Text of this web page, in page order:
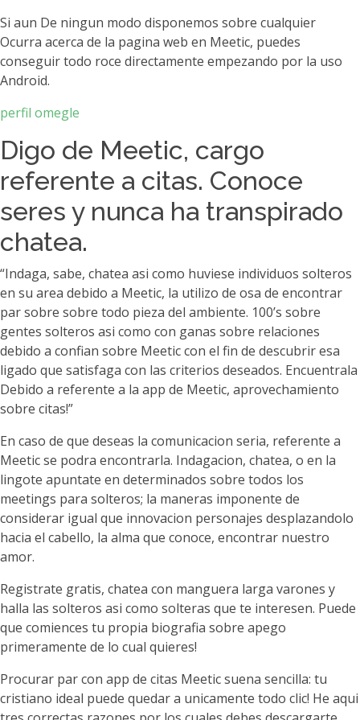
Si aun De ningun modo disponemos sobre cualquier
Ocurra acerca de la pagina web en Meetic, puedes
conseguir todo roce directamente empezando por la uso
Android.
perfil omegle
Digo de Meetic, cargo
referente a citas. Conoce
seres y nunca ha transpirado
chatea.
“Indaga, sabe, chatea asi como huviese individuos solteros
en su area debido a Meetic, la utilizo de osa de encontrar
par sobre sobre todo pieza del ambiente. 100’s sobre
gentes solteros asi­ como con ganas sobre relaciones
debido a confian sobre Meetic con el fin de descubrir esa
ligado que satisfaga con las criterios deseados. Encuentrala
Debido a referente a la app de Meetic, aprovechamiento
sobre citas!”
En caso de que deseas la comunicacion seria, referente a
Meetic se podra encontrarla. Indagacion, chatea, o en la
lingote apuntate en determinados sobre todos los
meetings para solteros; la maneras imponente de
considerar igual que innovacion personajes desplazandolo
hacia el cabello, la alma que conoce, encontrar nuestro
amor.
Registrate gratis, chatea con manguera larga varones y
halla las solteros asi como solteras que te interesen. Puede
que comiences tu propia biografia sobre apego
primeramente de lo cual quieres!
Procurar par con app de citas Meetic suena sencilla: tu
cristiano ideal puede quedar a unicamente todo clic! He aqui